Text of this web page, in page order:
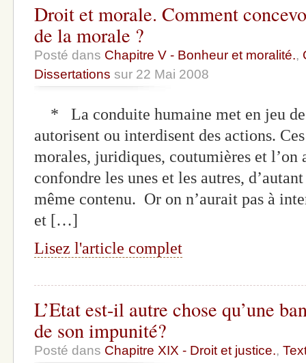
Droit et morale. Comment
de la morale ?
Posté dans Chapitre V - Bonheur et moralité.,
Dissertations sur 22 Mai 2008
* La conduite humaine met en jeu
autorisent ou interdisent des actions.
morales, juridiques, coutumières et l’on
confondre les unes et les autres,
même contenu. Or on n’aurait pas à
et […]
Lisez l'article complet
L’Etat est-il autre chose qu’une
de son impunité?
Posté dans Chapitre XIX - Droit et justice.,